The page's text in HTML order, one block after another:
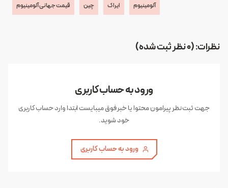
آلومینیوم ایراک چین قیمت جهانی آلومینیوم
نظرات: (0 نظر ثبت شده)
ورود به حساب کاربری
جهت ثبت نظر پیرامون محتوا یا خبر فوق میبایست ابتدا وارد حساب کاربری
خود شوید.
ورود به حساب کاربری